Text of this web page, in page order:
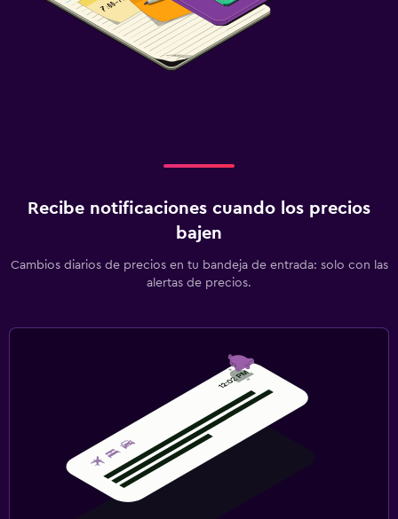
Recibe notificaciones cuando los precios
bajen
Cambios diarios de precios en tu bandeja de entrada: solo con las
alertas de precios.